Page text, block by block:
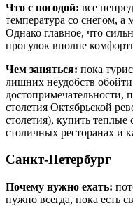
Что с погодой: все
температура со снегом, а
Однако главное, что
прогулок вполне
Чем заняться: пока
лишних неудобств
достопримечательности,
столетия Октябрьской
столетия), купить теплые
столичных ресторанах и
Санкт-Петербург
Почему нужно ехать:
нужно всегда, пока есть